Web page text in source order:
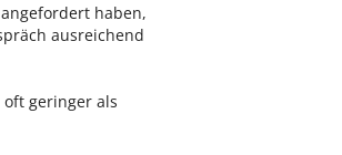
haben,
ausreichend
geringer als